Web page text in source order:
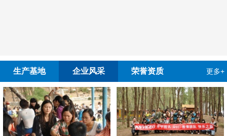
生产基地 企业风采 荣誉资质 更多+